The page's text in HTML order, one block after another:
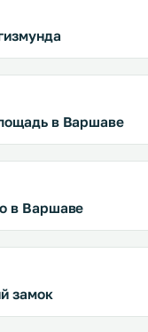
в Варшаве
в Варшаве
замок